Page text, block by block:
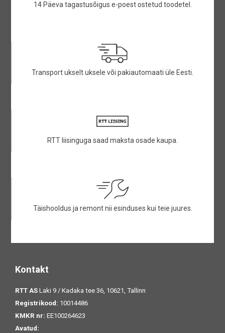
14 Päeva tagastusõigus e-poest ostetud toodetel.
Transport ukselt uksele või pakiautomaati üle Eesti.
RTT liisinguga saad maksta osade kaupa.
Täishooldus ja remont nii esinduses kui teie juures.
Kontakt
RTT AS Laki 9 / Kadaka tee 36, 10621, Tallinn
Registrikood: 10014486
KMKR nr: EE100264623
Avatud: